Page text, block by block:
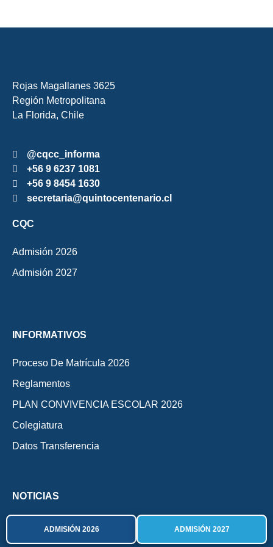
Rojas Magallanes 3625
Región Metropolitana
La Florida, Chile
@cqcc_informa
+56 9 6237 1081
+56 9 8454 1630
secretaria@quintocentenario.cl
CQC
Admisión 2026
Admisión 2027
INFORMATIVOS
Proceso De Matrícula 2026
Reglamentos
PLAN CONVIVENCIA ESCOLAR 2026
Colegiatura
Datos Transferencia
NOTICIAS
Artículos De Blog CQC
ADMISIÓN 2026 ADMISIÓN 2027